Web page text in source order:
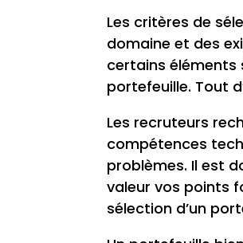
Les critères de
domaine et des
certains éléments
portefeuille. Tout
Les recruteurs
compétences
problèmes. Il est
valeur vos points
sélection d’un